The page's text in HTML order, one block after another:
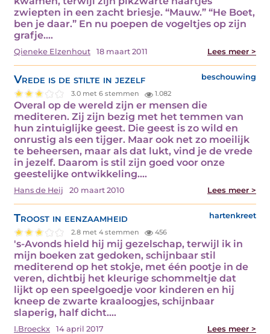
zwiepten in een zacht briesje. “Mauw.” “He Boet,
ben je daar.” En nu poepen de vogeltjes op zijn
grafje.…
Qieneke Elzenhout 18 maart 2011 Lees meer >
Vrede is de stilte in jezelf beschouwing
3.0 met 6 stemmen 1.082
Overal op de wereld zijn er mensen die
mediteren. Zij zijn bezig met het temmen van
hun zintuiglijke geest. Die geest is zo wild en
onrustig als een tijger. Maar ook net zo moeilijk
te beheersen, maar als dat lukt, vind je de vrede
in jezelf. Daarom is stil zijn goed voor onze
geestelijke ontwikkeling.…
Hans de Heij 20 maart 2010 Lees meer >
Troost in eenzaamheid hartenkreet
2.8 met 4 stemmen 456
's-Avonds hield hij mij gezelschap, terwijl ik in
mijn boeken zat gedoken, schijnbaar stil
mediterend op het stokje, met één pootje in de
veren, dichtbij het kleurige schommeltje dat
lijkt op een speelgoedje voor kinderen en hij
kneep de zwarte kraaloogjes, schijnbaar
slaperig, half dicht.…
I.Broeckx 14 april 2017 Lees meer >